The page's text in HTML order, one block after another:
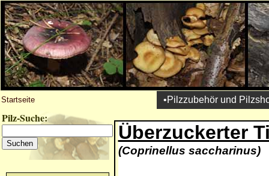
Startseite •Pilzzubehör und
Pilz-Suche:
Überzuckerter
(Coprinellus saccharinus)